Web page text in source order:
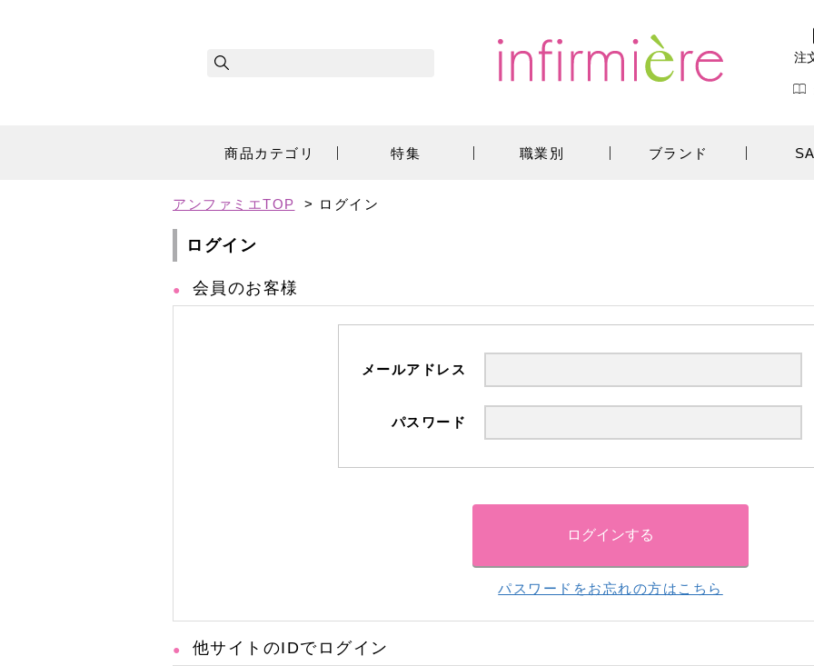
注
商品カテゴリ 特集 職業別 ブランド
アンファミエTOP > ログイン
ログイン
会員のお客様
メールアドレス
パスワード
パスワードをお忘れの方はこちら
他サイトのIDでログイン